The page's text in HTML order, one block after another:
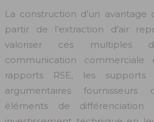
La construction d’un
partir de l’extraction d’air
valoriser ces multiples
communication commerciale
rapports RSE, les
argumentaires
éléments de